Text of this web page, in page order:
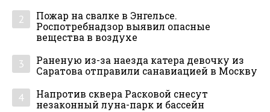
2
Пожар на свалке в Энгельсе.
Роспотребнадзор выявил опасные
вещества в воздухе
3
Раненую из-за наезда катера девочку из
Саратова отправили санавиацией в Москву
4
Напротив сквера Расковой снесут
незаконный луна-парк и бассейн